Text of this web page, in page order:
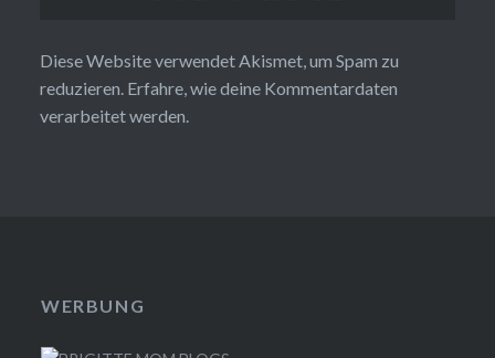
Diese Website verwendet Akismet, um Spam zu
reduzieren. Erfahre, wie deine Kommentardaten
verarbeitet werden.
WERBUNG